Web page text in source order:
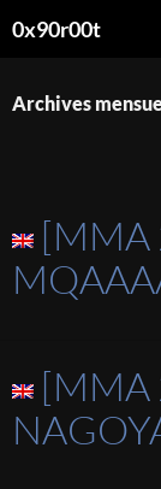
0x90r00t
CONTENU
Archives
[MMA
[MMA